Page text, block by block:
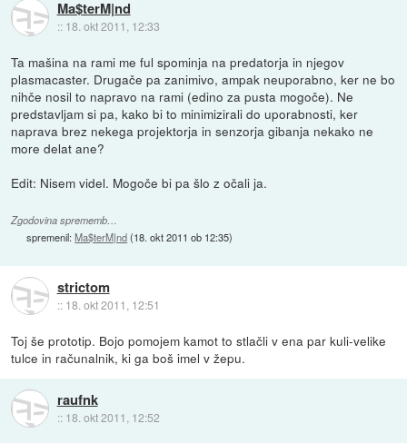
Ma$terM|nd
:: 18. okt 2011, 12:33
Ta mašina na rami me ful spominja na predatorja in njegov
plasmacaster. Drugače pa zanimivo, ampak neuporabno, ker ne bo
nihče nosil to napravo na rami (edino za pusta mogoče). Ne
predstavljam si pa, kako bi to minimizirali do uporabnosti, ker
naprava brez nekega projektorja in senzorja gibanja nekako ne
more delat ane?
Edit: Nisem videl. Mogoče bi pa šlo z očali ja.
Zgodovina sprememb…
spremenil:Ma$terM|nd(18. okt 2011 ob 12:35)
strictom
:: 18. okt 2011, 12:51
Toj še prototip. Bojo pomojem kamot to stlačli v ena par kuli-velike
tulce in računalnik, ki ga boš imel v žepu.
raufnk
:: 18. okt 2011, 12:52